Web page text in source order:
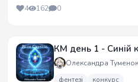
4 162 0
КМ день 1 - Синій
Олександра Туменок
фентезі конкурс